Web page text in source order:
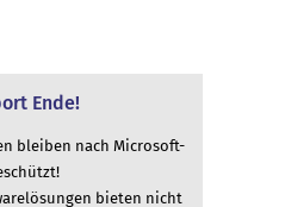
Ende!
bleiben nach Microsoft-
bieten nicht